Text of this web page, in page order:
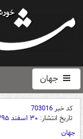
جهان
کد خبر703016
تاریخ انتشار: ۳۰ اسفند ۱۳۹۵ - ۱۱:۱۹
جهان